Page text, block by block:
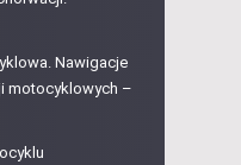
Nawigacje
motocyklowych –